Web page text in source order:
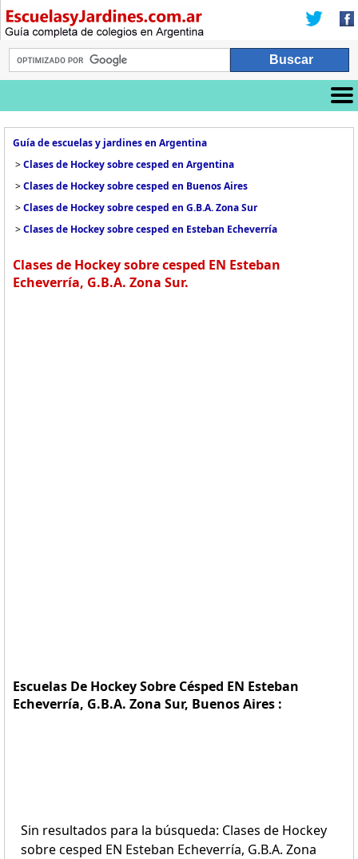
Guía de escuelas y jardines en Argentina
>Clases de Hockey sobre cesped en Argentina
>Clases de Hockey sobre cesped en Buenos Aires
>Clases de Hockey sobre cesped en G.B.A. Zona Sur
>Clases de Hockey sobre cesped en Esteban Echeverría
Clases de Hockey sobre cesped EN Esteban
Echeverría, G.B.A. Zona Sur.
Escuelas De Hockey Sobre Césped EN Esteban
Echeverría, G.B.A. Zona Sur, Buenos Aires :
Sin resultados para la búsqueda: Clases de Hockey
sobre cesped EN Esteban Echeverría, G.B.A. Zona